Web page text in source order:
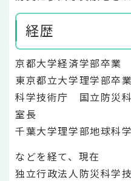
経歴
京都大学経済学部卒業
東京都立大学理学部卒業
科学技術庁 国立防災
室長
千葉大学理学部地球科
などを経て、現在
独立行政法人防災科学